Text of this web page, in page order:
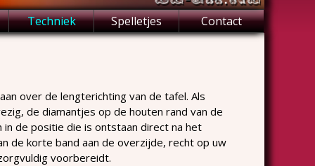
Techniek Spelletjes Contact
over de lengterichting van de tafel. Als
de diamantjes op de houten rand van de
de positie die is ontstaan direct na het
de korte band aan de overzijde, recht op uw
voorbereidt.